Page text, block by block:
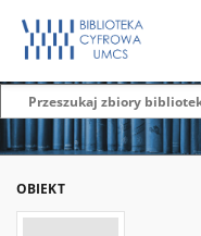
OBIEKT